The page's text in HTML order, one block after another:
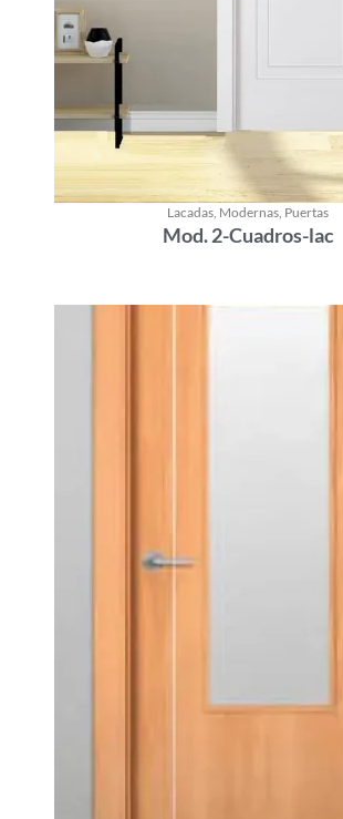
Lacadas Modernas Puertas
Mod. 2-Cuadros-lac